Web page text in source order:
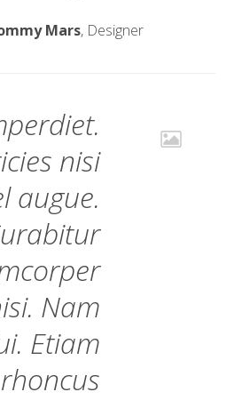
Mars, Designer
nisi
augue.
Nam
Etiam
rhoncus